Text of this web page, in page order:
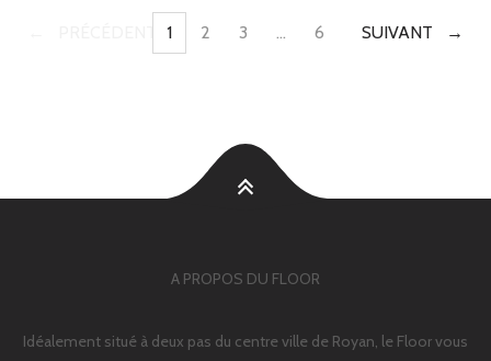
1 2 3 … 6 SUIVANT
A PROPOS DU FLOOR
Idéalement situé à deux pas du centre ville de Royan, le Floor vous